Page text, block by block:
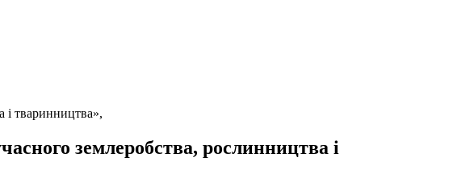
і тваринництва»,
землеробства, рослинництва і